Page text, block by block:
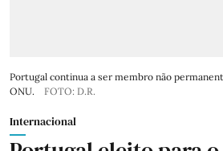
Portugal continua a ser membro não
ONU.
FOTO: D.R.
Internacional